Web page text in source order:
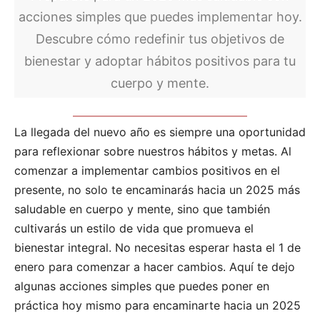
acciones simples que puedes implementar hoy.
Descubre cómo redefinir tus objetivos de
bienestar y adoptar hábitos positivos para tu
cuerpo y mente.
La llegada del nuevo año es siempre una oportunidad
para reflexionar sobre nuestros hábitos y metas. Al
comenzar a implementar cambios positivos en el
presente, no solo te encaminarás hacia un 2025 más
saludable en cuerpo y mente, sino que también
cultivarás un estilo de vida que promueva el
bienestar integral. No necesitas esperar hasta el 1 de
enero para comenzar a hacer cambios. Aquí te dejo
algunas acciones simples que puedes poner en
práctica hoy mismo para encaminarte hacia un 2025